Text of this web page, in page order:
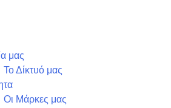
μας
Το Δίκτυό μας
Οι Μάρκες μας